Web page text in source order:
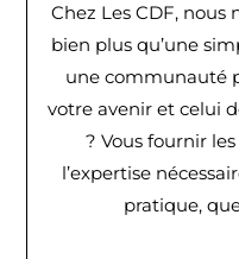
Chez Les CDF, nous
bien plus qu’une
une communauté
votre avenir et celui
? Vous fournir
l’expertise
pratique,